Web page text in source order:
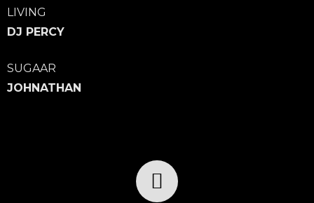
LIVING
DJ PERCY
SUGAAR
JOHNATHAN